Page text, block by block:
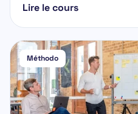
Lire le cours
Méthodo